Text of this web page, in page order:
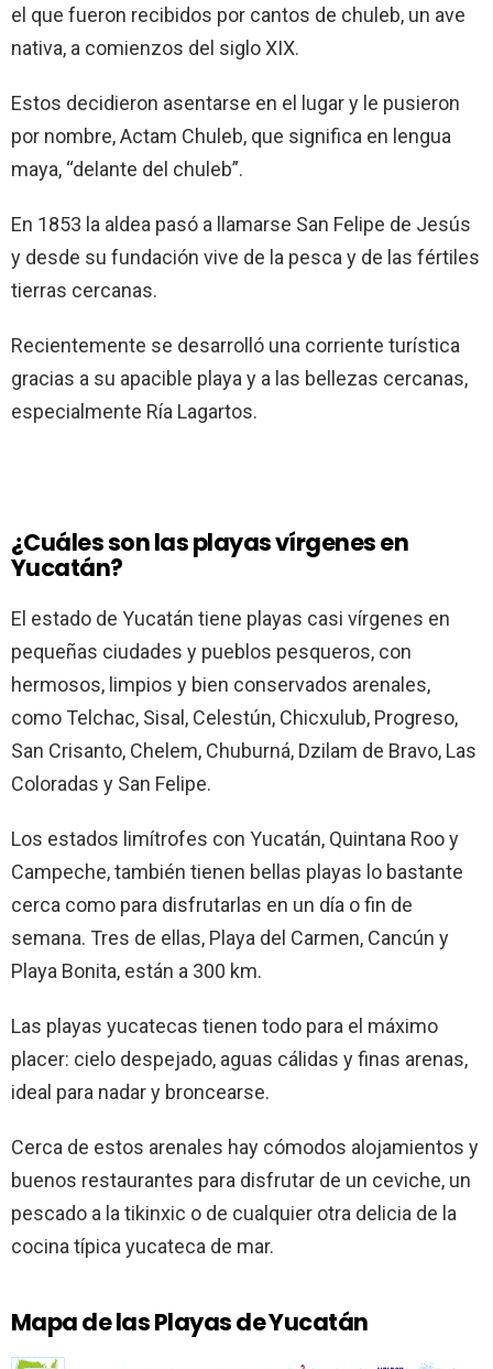
el que fueron recibidos por cantos de chuleb, un ave
nativa, a comienzos del siglo XIX.
Estos decidieron asentarse en el lugar y le pusieron
por nombre, Actam Chuleb, que significa en lengua
maya, “delante del chuleb”.
En 1853 la aldea pasó a llamarse San Felipe de Jesús
y desde su fundación vive de la pesca y de las fértiles
tierras cercanas.
Recientemente se desarrolló una corriente turística
gracias a su apacible playa y a las bellezas cercanas,
especialmente Ría Lagartos.
¿Cuáles son las playas vírgenes en
Yucatán?
El estado de Yucatán tiene playas casi vírgenes en
pequeñas ciudades y pueblos pesqueros, con
hermosos, limpios y bien conservados arenales,
como Telchac, Sisal, Celestún, Chicxulub, Progreso,
San Crisanto, Chelem, Chuburná, Dzilam de Bravo, Las
Coloradas y San Felipe.
Los estados limítrofes con Yucatán, Quintana Roo y
Campeche, también tienen bellas playas lo bastante
cerca como para disfrutarlas en un día o fin de
semana. Tres de ellas, Playa del Carmen, Cancún y
Playa Bonita, están a 300 km.
Las playas yucatecas tienen todo para el máximo
placer: cielo despejado, aguas cálidas y finas arenas,
ideal para nadar y broncearse.
Cerca de estos arenales hay cómodos alojamientos y
buenos restaurantes para disfrutar de un ceviche, un
pescado a la tikinxic o de cualquier otra delicia de la
cocina típica yucateca de mar.
Mapa de lasPlayas de Yucatán